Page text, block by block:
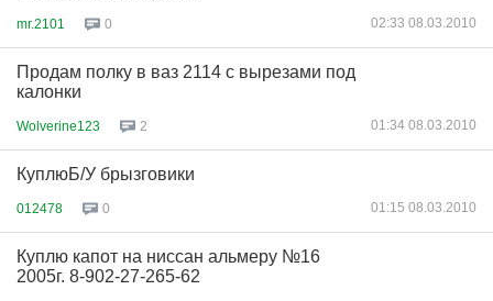
mr.2101 0 02:33 08.03.2010
Продам полку в ваз 2114 с вырезами под
калонки
Wolverine123 2 01:34 08.03.2010
КуплюБ/У брызговики
012478 0 01:15 08.03.2010
Куплю капот на ниссан альмеру №16
2005г. 8-902-27-265-62